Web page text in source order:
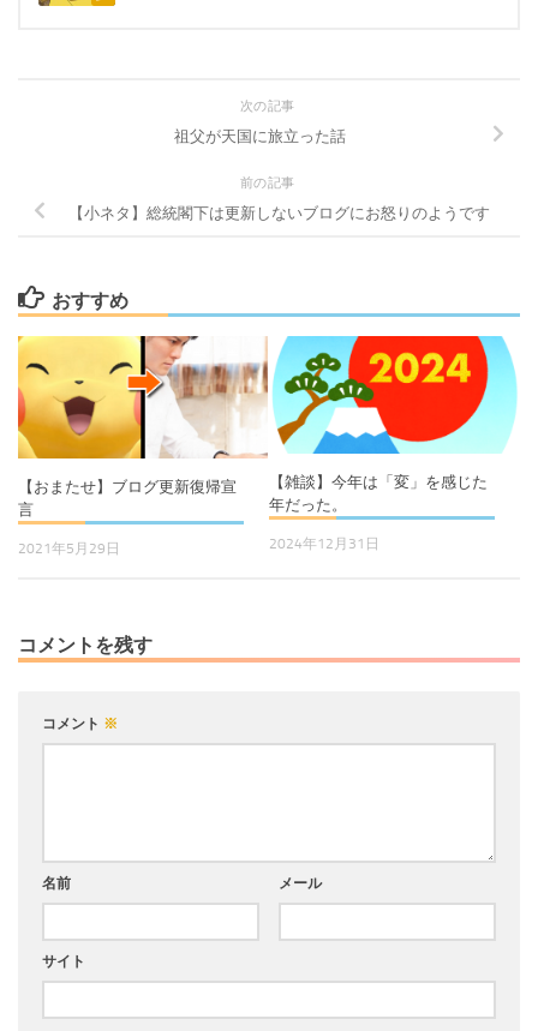
次の記事
祖父が天国に旅立った話
前の記事
【小ネタ】総統閣下は更新しないブログにお怒りのようです
おすすめ
【おまたせ】ブログ更新復帰宣
言
2021年5月29日
【雑談】今年は「変」を感じた
年だった。
2024年12月31日
コメントを残す
コメント ※
名前 メール
サイト